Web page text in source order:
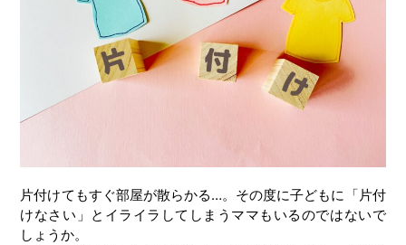
片付けてもすぐ部屋が散らかる…。その度に子どもに「片付
けなさい」とイライラしてしまうママもいるのではないで
しょうか。